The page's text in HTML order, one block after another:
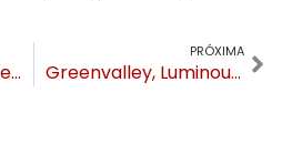
Acidente na ERS-115 em Gramado, na tarde desta terça (1º), tem dois feridos e uma vítima fatal
PRÓXIMA
Greenvalley, Luminous, Mirada e Blend: GV anuncia datas em Gramado e início de vendas dos ingressos